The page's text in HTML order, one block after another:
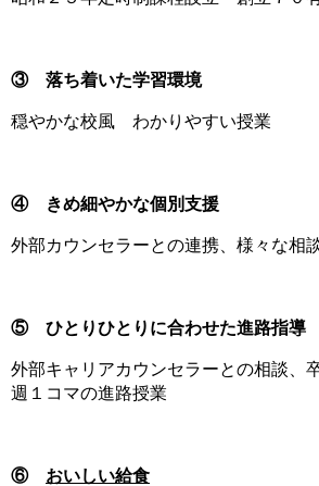
③ 落ち着いた学習環境
穏やかな校風 わかりやすい授業
④ きめ細やかな個別支援
外部カウンセラーとの連携、様々な相
⑤ ひとりひとりに合わせた進路指導
外部キャリアカウンセラーとの相談、
週１コマの進路授業
⑥ おいしい給食